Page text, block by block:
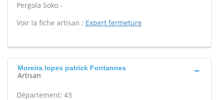
Pergola Soko -
Voir la fiche artisan : Expert fermeture
Moreira lopes patrick Fontannes
Artisan
Département: 43